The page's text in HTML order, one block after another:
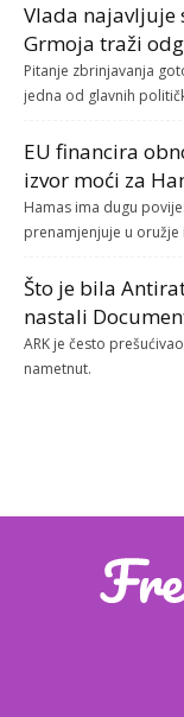
Vlada najavljuje
Grmoja traži
Pitanje zbrinjavanja
jedna od glavnih
EU financira
izvor moći za
Hamas ima dugu
prenamjenjuje u
Što je bila
nastali
ARK je često
nametnut.